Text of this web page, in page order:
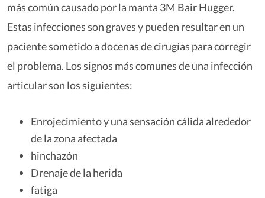
más común causado por la manta 3M Bair Hugger.
Estas infecciones son graves y pueden resultar en un
paciente sometido a docenas de cirugías para corregir
el problema. Los signos más comunes de una infección
articular son los siguientes:
Enrojecimiento y una sensación cálida alrededor
de la zona afectada
hinchazón
Drenaje de la herida
fatiga